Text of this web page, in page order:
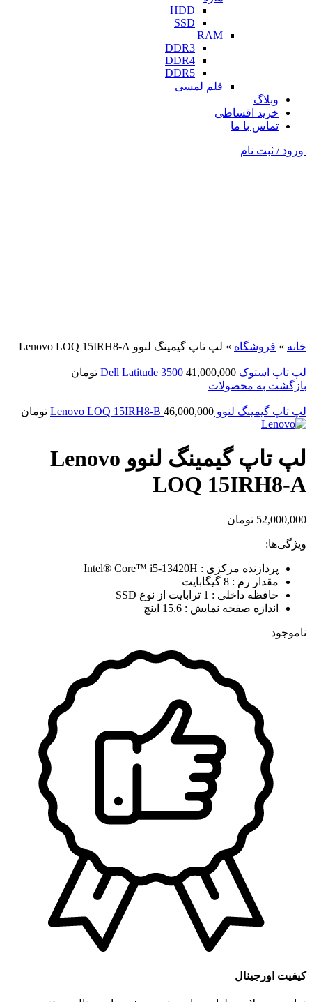
HDD
SSD
RAM
DDR3
DDR4
DDR5
قلم لمسی
وبلاگ
خرید اقساطی
تماس با ما
ورود / ثبت نام
خانه » فروشگاه » لپ تاپ گیمینگ لنوو Lenovo LOQ 15IRH8-A
لپ تاپ استوک Dell Latitude 3500 41,000,000
تومان
بازگشت به محصولات
لپ تاپ گیمینگ لنوو Lenovo LOQ 15IRH8-B 46,000,000 تومان
لپ تاپ گیمینگ لنوو Lenovo
LOQ 15IRH8-A
52,000,000 تومان
ویژگی‌ها:
پردازنده مرکزی : Intel® Core™ i5-13420H
مقدار رم : 8 گیگابایت
حافظه داخلی : 1 ترابایت از نوع SSD
اندازه صفحه نمایش : 15.6 اینچ
ناموجود
کیفیت اورجینال